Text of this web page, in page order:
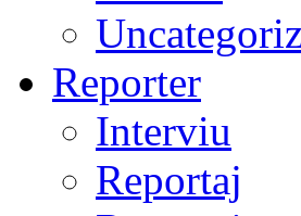
Reporter
Interviu
Reportaj